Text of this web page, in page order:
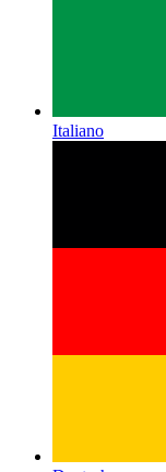
Italiano